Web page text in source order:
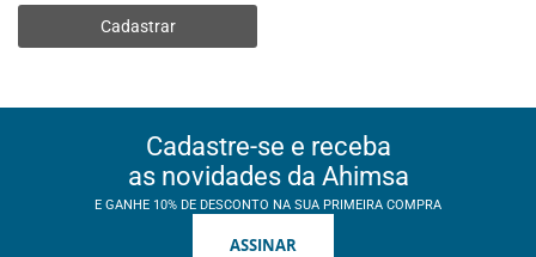
Cadastrar
Cadastre-se e receba
as novidades da Ahimsa
E GANHE 10% DE DESCONTO NA SUA PRIMEIRA COMPRA
ASSINAR